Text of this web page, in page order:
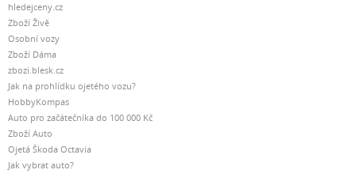
hledejceny.cz
Zboží Živě
Osobní vozy
Zboží Dáma
zbozi.blesk.cz
Jak na prohlídku ojetého vozu?
HobbyKompas
Auto pro začátečníka do 100 000 Kč
Zboží Auto
Ojetá Škoda Octavia
Jak vybrat auto?